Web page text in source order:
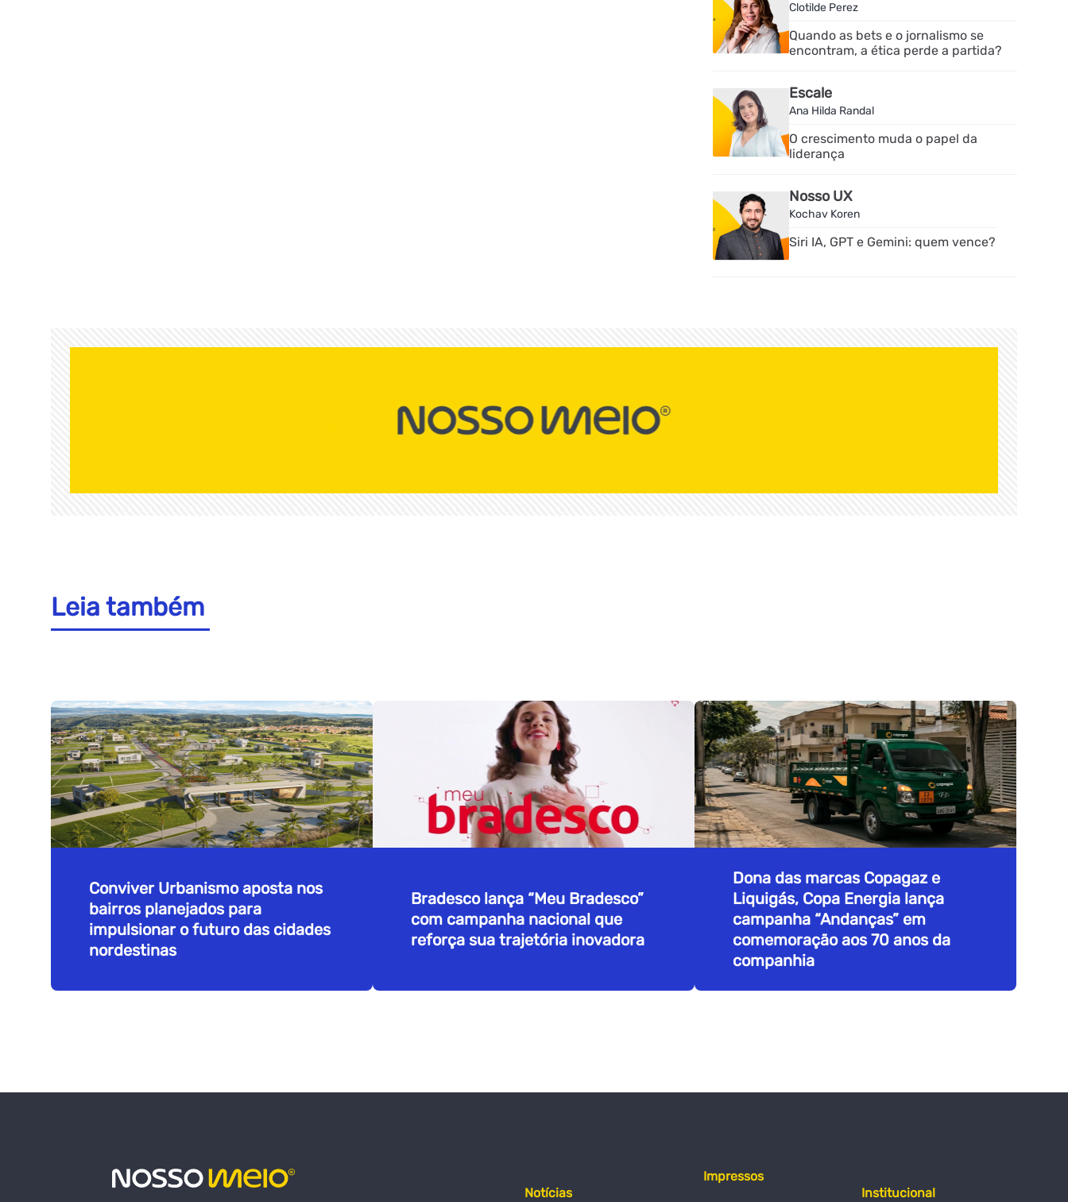
Clotilde Perez
Quando as bets e o jornalismo se
encontram, a ética perde a partida?
Escale
Ana Hilda Randal
O crescimento muda o papel da
liderança
Nosso UX
Kochav Koren
Siri IA, GPT e Gemini: quem vence?
Leia também
Conviver Urbanismo aposta nos
bairros planejados para
impulsionar o futuro das cidades
nordestinas
Bradesco lança “Meu Bradesco”
com campanha nacional que
reforça sua trajetória inovadora
Dona das marcas Copagaz e
Liquigás, Copa Energia lança
campanha “Andanças” em
comemoração aos 70 anos da
companhia
Notícias
Impressos
Institucional